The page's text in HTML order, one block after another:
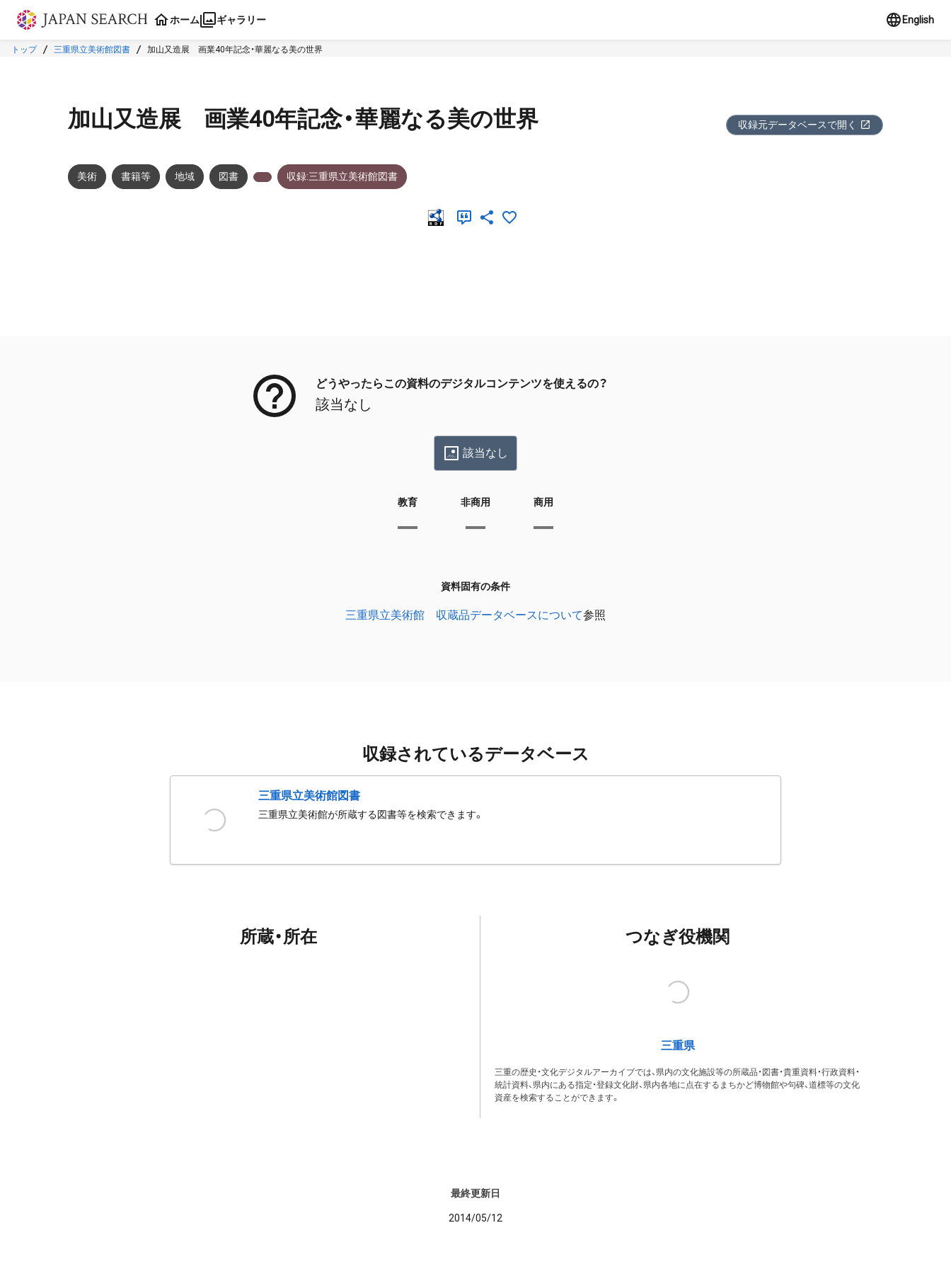
本文に飛ぶ
ホーム ギャラリー English
トップ 三重県立美術館図書 加山又造展 画業40年記念・華麗なる美の世界
加山又造展 画業40年記念・華麗なる美の世界 収録元データベースで開く
美術 書籍等 地域 図書 収録:三重県立美術館図書
どうやったらこの資料のデジタルコンテンツを使えるの？
該当なし
該当なし
教育 非商用 商用
資料固有の条件
三重県立美術館 収蔵品データベースについて参照
収録されているデータベース
三重県立美術館図書
三重県立美術館が所蔵する図書等を検索できます。
所蔵・所在 つなぎ役機関
三重県
三重の歴史・文化デジタルアーカイブでは、県内の文化施設等の所蔵品・図書・貴重資料・行政資料・
統計資料、県内にある指定・登録文化財、県内各地に点在するまちかど博物館や句碑、道標等の文化
資産を検索することができます。
最終更新日
2014/05/12